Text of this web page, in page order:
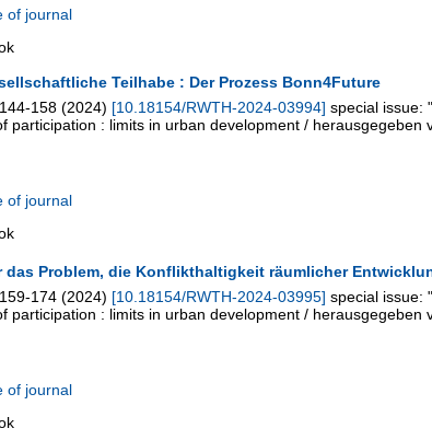
of journal
Teilhabe : Der Prozess Bonn4Future
144-158 (2024) [10.18154/RWTH-2024-03994] special issue:
participation : limits in urban development /
of journal
das Problem, die Konflikthaltigkeit räumlicher
159-174 (2024) [10.18154/RWTH-2024-03995] special issue:
participation : limits in urban development /
of journal